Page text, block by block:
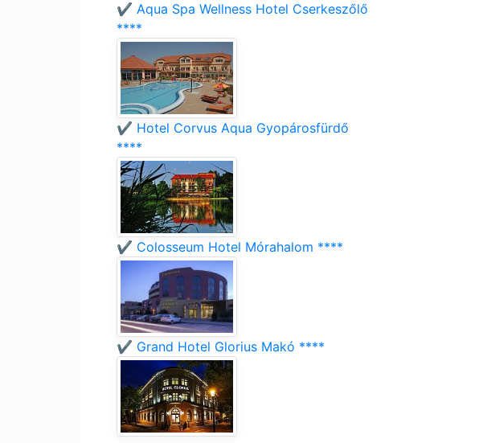
✔️ Aqua Spa Wellness Hotel Cserkeszőlő
****
✔️ Hotel Corvus Aqua Gyopárosfürdő
****
✔️ Colosseum Hotel Mórahalom ****
✔️ Grand Hotel Glorius Makó ****